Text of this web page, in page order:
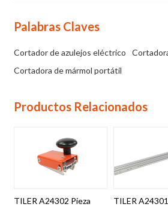
Palabras Claves
Cortador de azulejos eléctrico
Cortadora de mármol portátil
Productos Relacionados
TILER A24302 Pieza
TILER